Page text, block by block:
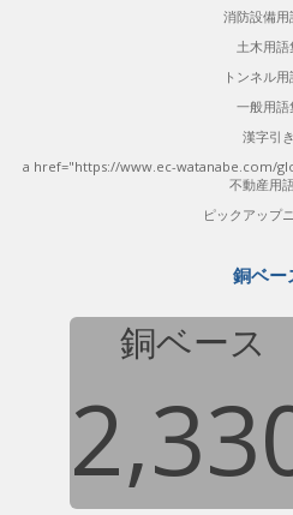
消防設備用
土木用語
トンネル
一般用語
漢字引き
a href="https://www.ec-watanabe.com/
不動産用
ピックアップ
銅ベー
銅ベース